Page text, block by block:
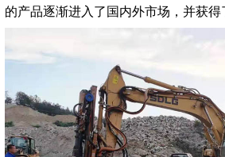
的产品逐渐进入了国内外市场，并获得